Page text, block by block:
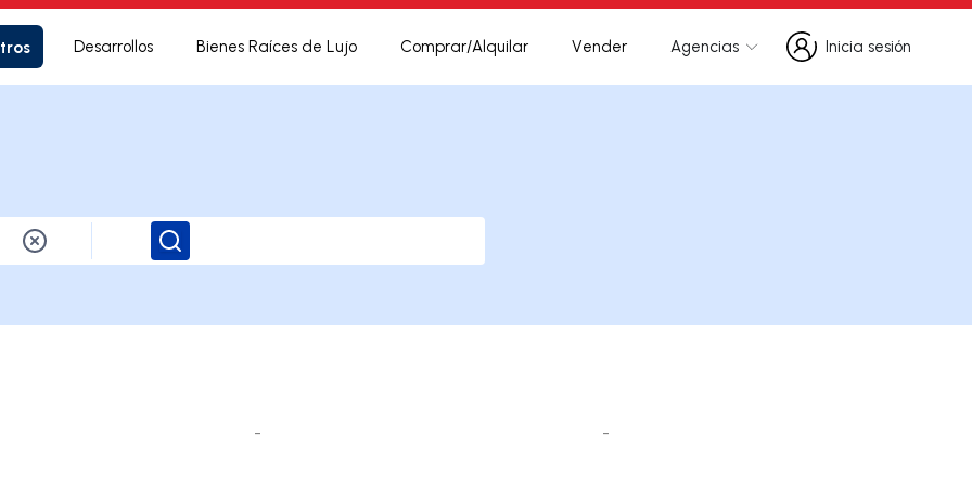
Desarrollos Bienes Raíces de Lujo Comprar/Alquilar Vender Agencias
Inicia sesión
Inicia sesión
Buscar
- -